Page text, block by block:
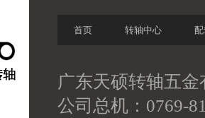
首页 转轴中心
广东天硕转轴五
公司总机：0769-